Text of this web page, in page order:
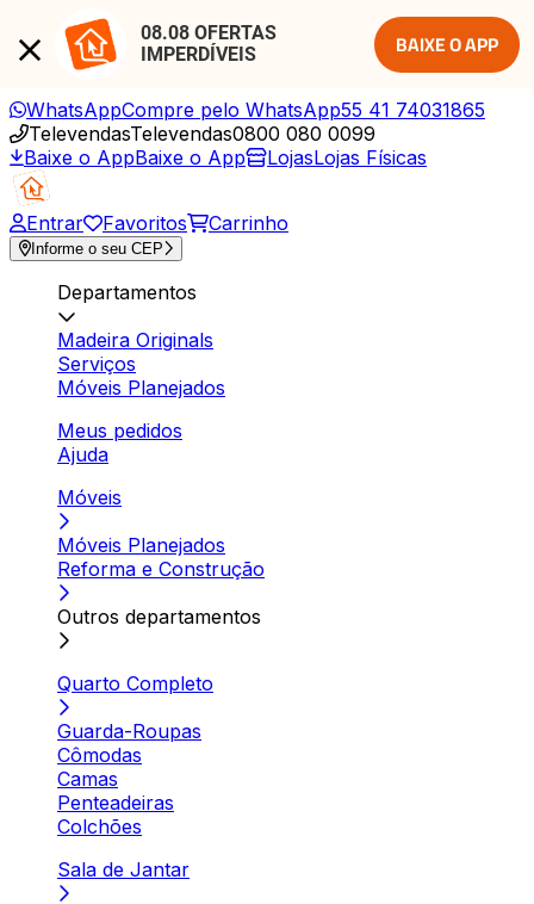
08.08 OFERTAS
IMPERDÍVEIS
BAIXE O APP
WhatsAppCompre pelo WhatsApp55 41 74031865
TelevendasTelevendas0800 080 0099
Baixe o AppBaixe o App LojasLojas Físicas
Entrar Favoritos Carrinho
Informe o seu CEP
Departamentos
Madeira Originals
Serviços
Móveis Planejados
Meus pedidos
Ajuda
Móveis
Móveis Planejados
Reforma e Construção
Outros departamentos
Quarto Completo
Guarda-Roupas
Cômodas
Camas
Penteadeiras
Colchões
Sala de Jantar